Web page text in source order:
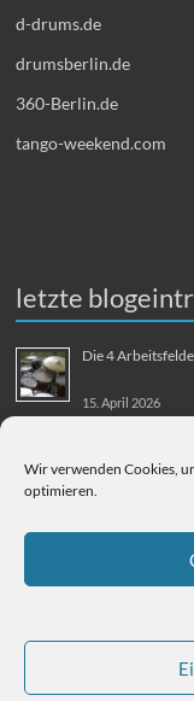
Wir verwenden Cookies,
optimieren.
d-drums.de
drumsberlin.de
360-Berlin.de
tango-weekend.com
letzte
Die 4
15. April 2026
31. August 2025
Berliner